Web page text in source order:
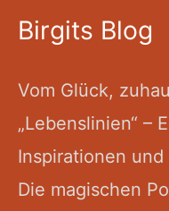
Birgits Blog
Vom Glück,
„Lebenslinien“ –
Inspirationen
Die magischen